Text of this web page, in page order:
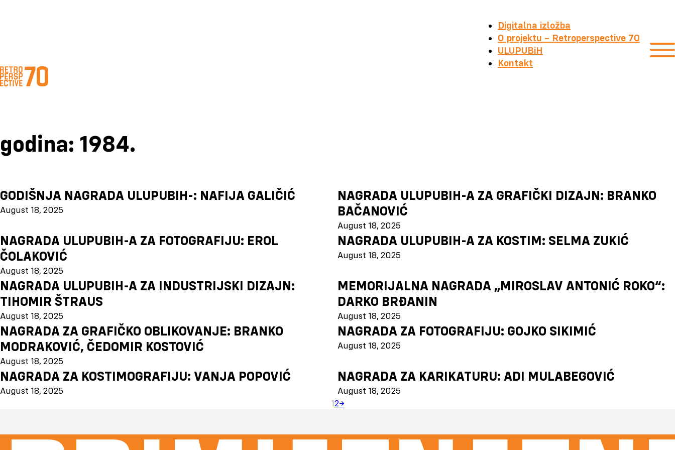
Digitalna izložba
O projektu – Retroperspective 70
ULUPUBiH
Kontakt
godina: 1984.
GODIŠNJA NAGRADA ULUPUBIH-: NAFIJA GALIČIĆ
August 18, 2025
NAGRADA ULUPUBIH-A ZA GRAFIČKI DIZAJN: BRANKO
BAČANOVIĆ
August 18, 2025
NAGRADA ULUPUBIH-A ZA FOTOGRAFIJU: EROL
ČOLAKOVIĆ
August 18, 2025
NAGRADA ULUPUBIH-A ZA KOSTIM: SELMA ZUKIĆ
August 18, 2025
NAGRADA ULUPUBIH-A ZA INDUSTRIJSKI DIZAJN:
TIHOMIR ŠTRAUS
August 18, 2025
MEMORIJALNA NAGRADA „MIROSLAV ANTONIĆ ROKO“:
DARKO BRĐANIN
August 18, 2025
NAGRADA ZA GRAFIČKO OBLIKOVANJE: BRANKO
MODRAKOVIĆ, ČEDOMIR KOSTOVIĆ
August 18, 2025
NAGRADA ZA FOTOGRAFIJU: GOJKO SIKIMIĆ
August 18, 2025
NAGRADA ZA KOSTIMOGRAFIJU: VANJA POPOVIĆ
August 18, 2025
NAGRADA ZA KARIKATURU: ADI MULABEGOVIĆ
August 18, 2025
12→